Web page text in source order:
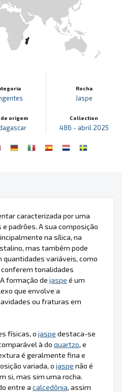
de origem
Rocha
Jaspe
Collection
486 - abril 2025
caracterizada por uma
padrões. A sua composição
na sílica, na
mas também pode
variáveis, como
conferem tonalidades
formação de jaspe é um
que envolve a
ou fraturas em
físicas, o jaspe destaca-se
à do quartzo, e
é geralmente fina e
variada, o jaspe não é
si, mas sim uma rocha.
entre a calcedônia, assim